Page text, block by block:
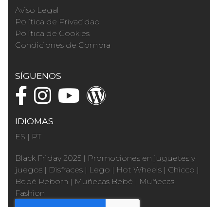
Aviso Legal
Política de Privacidad
Política de Cookies
Condiciones de Compra
SÍGUENOS
IDIOMAS
ES | PT
Black Friday 2025 | Promociones en juguetes y
juegos | Disfraces | Lego | Hot Wheels | Chicco |
Bebé Reborn | Muñecas Bebé | Muñecas
Fashion